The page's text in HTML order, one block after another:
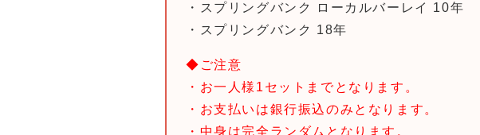
・スプリングバンク ローカルバーレイ 10年
・スプリングバンク 18年
◆ご注意
・お一人様1セットまでとなります。
・お支払いは銀行振込のみとなります。
・中身は完全ランダムとなります。